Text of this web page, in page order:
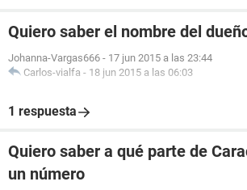
Quiero saber el nombre del
Johanna-Vargas666 - 17 jun 2015 a las 23:44
Carlos-vialfa - 18 jun 2015 a las 06:03
1 respuesta
Quiero saber a qué parte de
un número